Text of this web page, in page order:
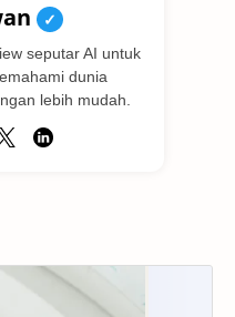
✓
seputar AI untuk
dunia
lebih mudah.